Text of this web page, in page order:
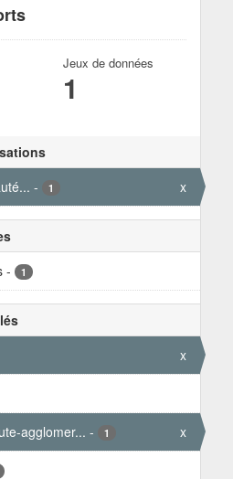
Jeux de données
1
- 1 x
- 1
x
agglomer... - 1 x